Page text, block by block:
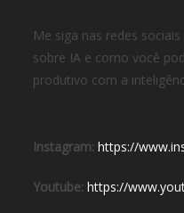
Me siga nas redes
sobre IA e como você
produtivo com a
Instagram: https://
Youtube: https://